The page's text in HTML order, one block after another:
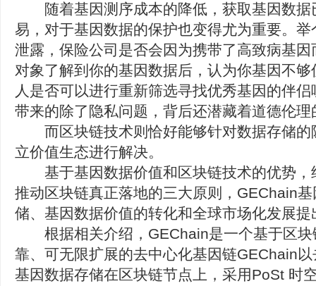
随着基因测序成本的降低，获取基因数据
易，对于基因数据的保护也变得尤为重要。
泄露，保险公司是否会因为携带了高致病基
对象了解到你的基因数据后，认为你基因不
人是否可以进行重新筛选寻找优秀基因的伴
带来的除了隐私问题，背后还潜藏着道德伦理
而区块链技术则恰好能够针对数据存储的
立价值生态进行解决。
基于基因数据价值和区块链技术的优势，
推动区块链真正落地的三大原则，GEChain
储、基因数据价值的转化和全球市场化发展
根据相关介绍，GEChain是一个基于区块
靠、可无限扩展的去中心化基因链GEChain
基因数据存储在区块链节点上，采用PoSt 时